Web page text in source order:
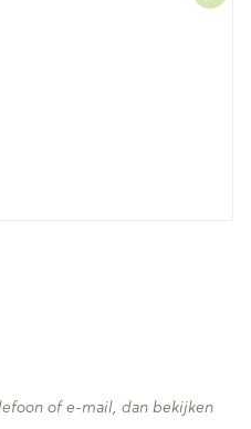
of e-mail, dan bekijken